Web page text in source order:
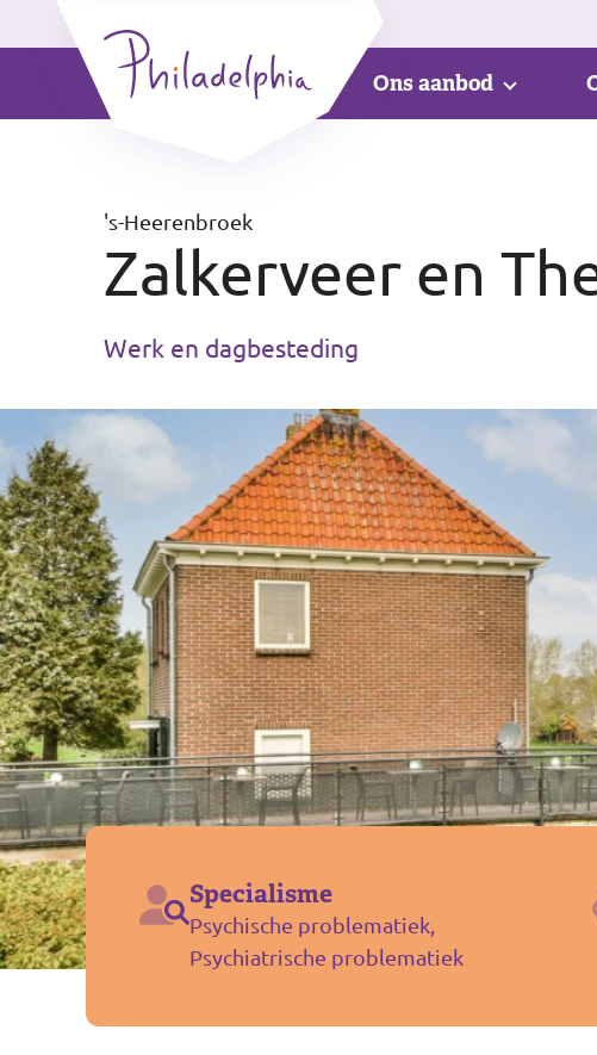
Ons aanbod
's-Heerenbroek
Zalkerveer en
Werk en dagbesteding
Specialisme
Psychische problematiek,
Psychiatrische problematiek